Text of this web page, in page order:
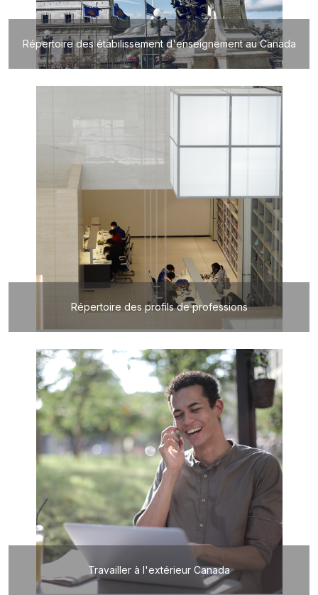
Répertoire des étabilissement d'enseignement au Canada
Répertoire des profils de professions
Travailler à l'extérieur Canada